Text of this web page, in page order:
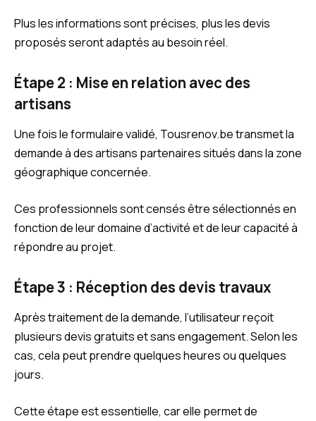
Plus les informations sont précises, plus les devis
proposés seront adaptés au besoin réel.
Étape 2 : Mise en relation avec des
artisans
Une fois le formulaire validé, Tousrenov.be transmet la
demande à des artisans partenaires situés dans la zone
géographique concernée.
Ces professionnels sont censés être sélectionnés en
fonction de leur domaine d’activité et de leur capacité à
répondre au projet.
Étape 3 : Réception des devis travaux
Après traitement de la demande, l’utilisateur reçoit
plusieurs devis gratuits et sans engagement. Selon les
cas, cela peut prendre quelques heures ou quelques
jours.
Cette étape est essentielle, car elle permet de